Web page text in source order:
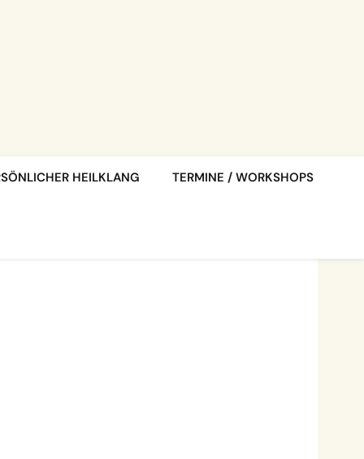
HEILKLANG TERMINE / WORKSHOPS